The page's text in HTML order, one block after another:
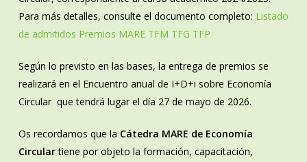
Para más detalles, consulte el documento completo: Listado
de admitidos Premios MARE TFM TFG TFP
Según lo previsto en las bases, la entrega de premios se
realizará en el Encuentro anual de I+D+i sobre Economía
Circular que tendrá lugar el día 27 de mayo de 2026.
Os recordamos que la Cátedra MARE de Economía
Circulartiene por objeto la formación, capacitación,